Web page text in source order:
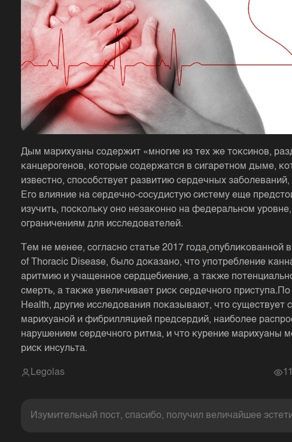
Дым марихуаны содержит «многие из тех же токсинов,
канцерогенов, которые содержатся в сигаретном дыме,
известно, способствует развитию сердечных
Его влияние на сердечно-сосудистую систему еще
изучить, поскольку оно незаконно на федеральном
ограничениям для исследователей.
Тем не менее, согласно статье 2017 года,опубликованной
of Thoracic Disease, было доказано, что употребление
аритмию и учащенное сердцебиение, а также
смерть, а также увеличивает риск сердечного приступа.По
Health, другие исследования показывают, что существует
марихуаной и фибрилляцией предсердий, наиболее
нарушением сердечного ритма, и что курение марихуаны
риск инсульта.
Legolas
Изумительный пост, спасибо, получил величайшее